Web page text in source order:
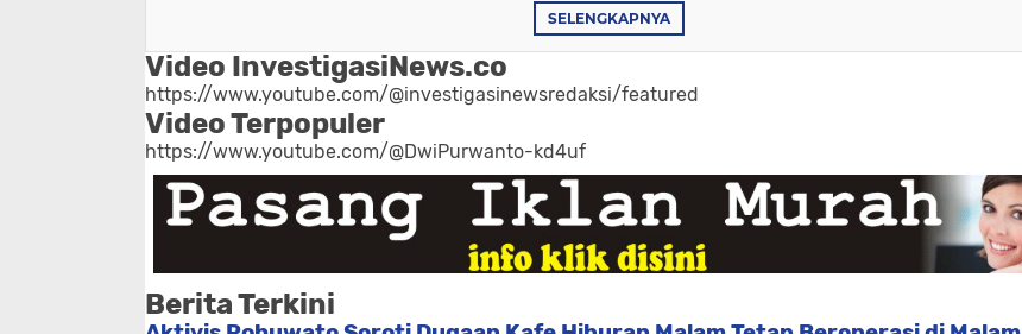
SELENGKAPNYA
Video InvestigasiNews.co
https://www.youtube.com/@investigasinewsredaksi/featured
Video Terpopuler
https://www.youtube.com/@DwiPurwanto-kd4uf
Berita Terkini